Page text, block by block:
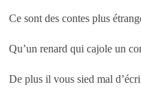
Ce sont des contes plus
Qu’un renard qui cajole un
De plus il vous sied mal